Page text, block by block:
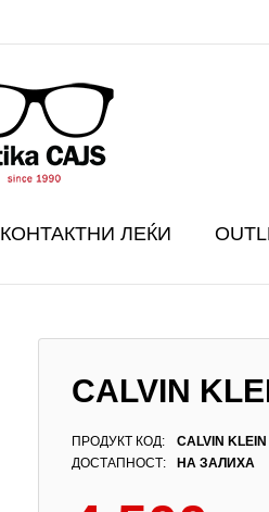
КОНТАКТНИ ЛЕЌИ
CALVIN
ПРОДУКТ КОД:
ДОСТАПНОСТ:
CALVIN
НА ЗАЛИХА